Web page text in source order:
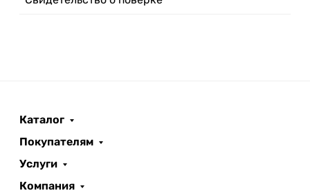
Каталог
Покупателям
Услуги
Компания